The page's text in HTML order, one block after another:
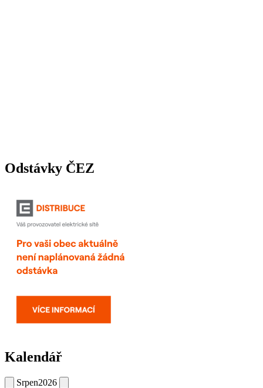
Odstávky ČEZ
Kalendář
Srpen2026